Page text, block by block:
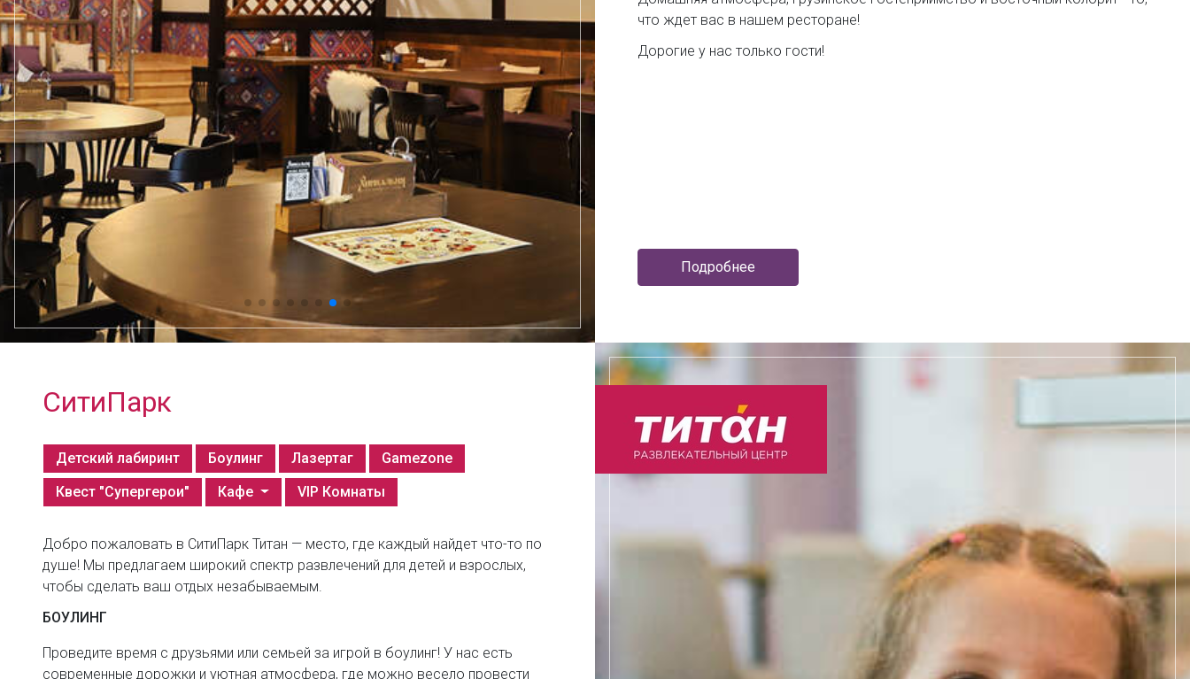
что ждет вас в нашем ресторане!
Дорогие у нас только гости!
Подробнее
СитиПарк
Детский лабиринт Боулинг Лазертаг
Gamezone
Квест "Супергерои"
Кафе VIP Комнаты
Добро пожаловать в СитиПарк Титан — место, где каждый найдет что-то по
душе! Мы предлагаем широкий спектр развлечений для детей и взрослых,
чтобы сделать ваш отдых незабываемым.
БОУЛИНГ
Проведите время с друзьями или семьей за игрой в боулинг! У нас есть
современные дорожки и уютная атмосфера, где можно весело провести